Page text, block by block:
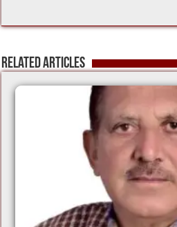
e
b
o
tt
er
ai
l
at
sA
p
Related Articles